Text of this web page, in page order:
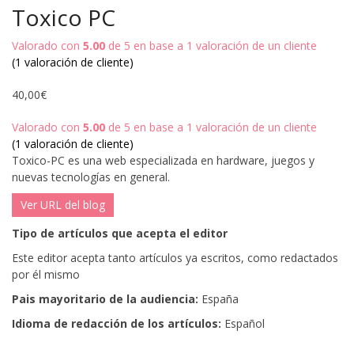
Toxico PC
Valorado con 5.00 de 5 en base a 1 valoración de un cliente
(1 valoración de cliente)
40,00€
Valorado con 5.00 de 5 en base a 1 valoración de un cliente
(1 valoración de cliente)
Toxico-PC es una web especializada en hardware, juegos y
nuevas tecnologías en general.
Ver URL del blog
Tipo de artículos que acepta el editor
Este editor acepta tanto artículos ya escritos, como redactados
por él mismo
Pais mayoritario de la audiencia: España
Idioma de redacción de los artículos: Español